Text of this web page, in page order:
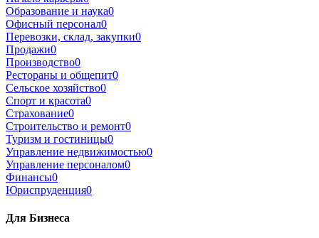
Образование и наука0
Офисный персонал0
Перевозки, склад, закупки0
Продажи0
Производство0
Рестораны и общепит0
Сельское хозяйство0
Спорт и красота0
Страхование0
Строительство и ремонт0
Туризм и гостиницы0
Управление недвижимостью0
Управление персоналом0
Финансы0
Юриспруденция0
Для Бизнеса